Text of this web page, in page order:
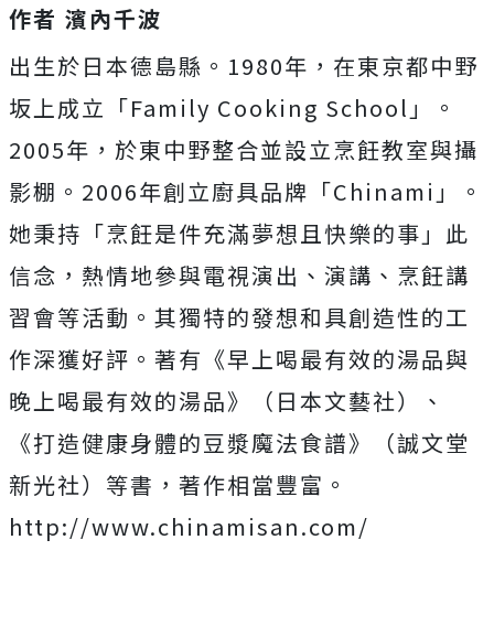
作者 濱內千波
出生於日本德島縣。1980年，在東京都中野
坂上成立「Family Cooking School」。
2005年，於東中野整合並設立烹飪教室與攝
影棚。2006年創立廚具品牌「Chinami」。
她秉持「烹飪是件充滿夢想且快樂的事」此
信念，熱情地參與電視演出、演講、烹飪講
習會等活動。其獨特的發想和具創造性的工
作深獲好評。著有《早上喝最有效的湯品與
晚上喝最有效的湯品》（日本文藝社）、
《打造健康身體的豆漿魔法食譜》（誠文堂
新光社）等書，著作相當豐富。
http://www.chinamisan.com/